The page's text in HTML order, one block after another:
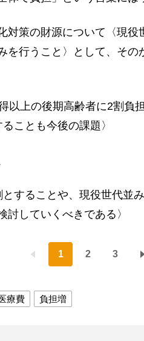
策の財源について〈現役
を行うこと〉として、そ
以上の後期高齢者に2割負
ことも今後の課題〉
とすることや、現役世代並
討していくべきである〉
1 2 3
療費 負担増